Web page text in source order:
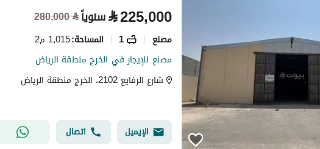
⃁225,000 سنوياً⃁
280,000
مصنع 1 المساحة:1,015 م2
مصنع للإيجار في الخرج منطقة الرياض
شارع الرفايع 2102، الخرج منطقة الرياض
الإيميل اتصال